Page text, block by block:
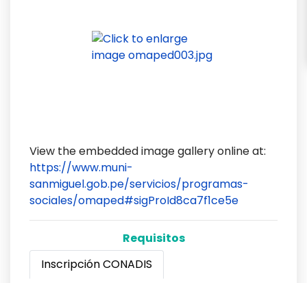
View the embedded image gallery online at:
https://www.muni-
sanmiguel.gob.pe/servicios/programas-
sociales/omaped#sigProId8ca7f1ce5e
Requisitos
Inscripción CONADIS